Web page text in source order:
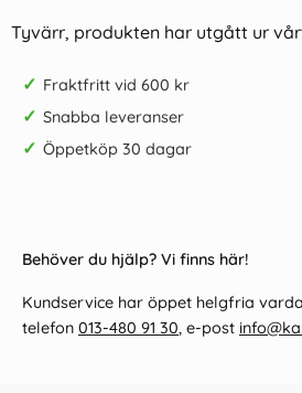
Tyvärr, produkten har utgått ur
✓ Fraktfritt vid 600 kr
✓ Snabba leveranser
✓ Öppetköp 30 dagar
Behöver du hjälp? Vi finns här!
Kundservice har öppet helgfria
telefon 013-480 91 30, e-post